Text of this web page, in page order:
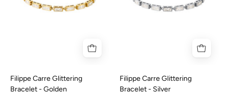
Filippe Carre Glittering
Bracelet - Golden
Filippe Carre Glittering
Bracelet - Silver